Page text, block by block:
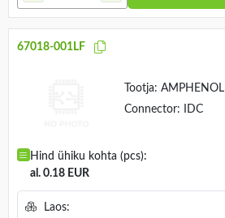
67018-001LF
Tootja: AMPHENOL
Connector: IDC
Hind ühiku kohta (pcs):
al. 0.18 EUR
Laos: